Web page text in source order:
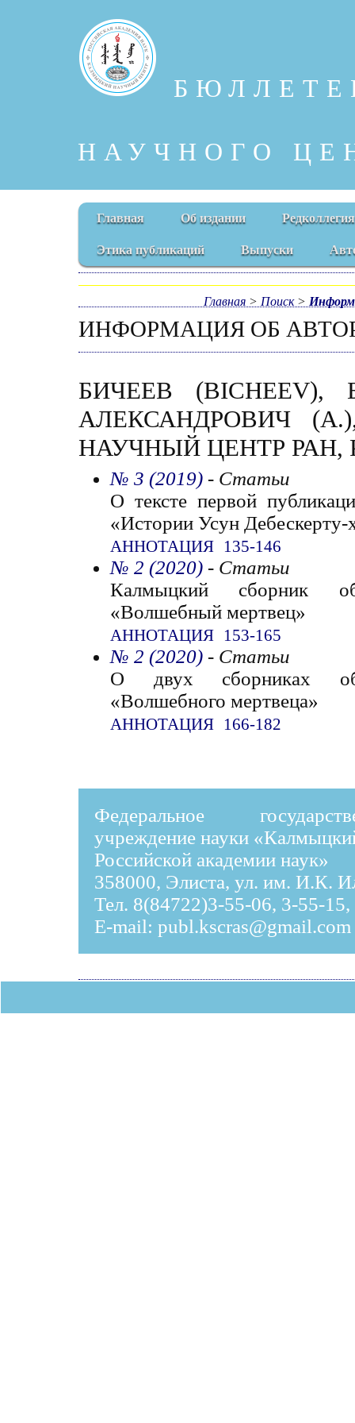
НАУЧНОГО
Главная Об издании Редколлегия
Этика публикаций Выпуски
Главная > Поиск>
ИНФОРМАЦИЯ ОБ
БИЧЕЕВ (BICHEEV),
АЛЕКСАНДРОВИЧ
НАУЧНЫЙ ЦЕНТР РАН,
№ 3 (2019)- Статьи
О тексте первой
«Истории Усун Дебескерту-
АННОТАЦИЯ 135-146
№ 2 (2020)- Статьи
Калмыцкий сборник
«Волшебный мертвец»
АННОТАЦИЯ 153-165
№ 2 (2020)- Статьи
О двух сборниках
«Волшебного мертвеца»
АННОТАЦИЯ 166-182
Федеральное
учреждение науки
Российской академии наук»
358000, Элиста, ул. им. И.К.
Тел. 8(84722)3-55-06, 3-55-
E-mail: publ.kscras@gmail.com